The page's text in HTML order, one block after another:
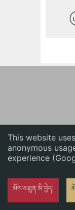
This website
anonymous
experience
མོས་མཐུན་མི་བྱེད།